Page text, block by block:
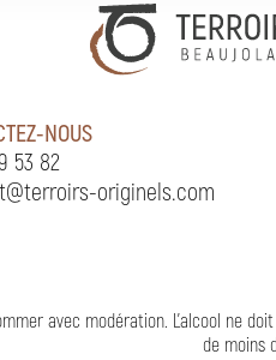
NOUS
53 82
originels.com
avec modération. L’alcool ne
de moins